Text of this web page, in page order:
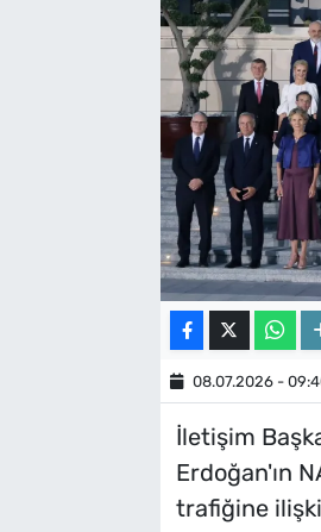
08.07.2026 -
İletişim
Erdoğan'ın
trafiğine